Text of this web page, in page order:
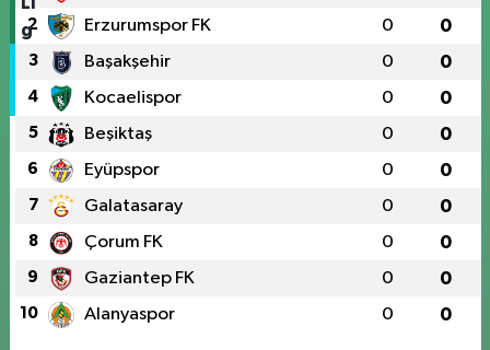
2 Erzurumspor FK 0 0
3 Başakşehir 0 0
4 Kocaelispor 0 0
5 Beşiktaş 0 0
6 Eyüpspor 0 0
7 Galatasaray 0 0
8 Çorum FK 0 0
9 Gaziantep FK 0 0
10 Alanyaspor 0 0